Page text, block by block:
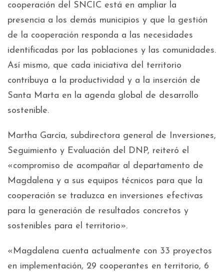
cooperación del SNCIC está en ampliar la
presencia a los demás municipios y que la gestión
de la cooperación responda a las necesidades
identificadas por las poblaciones y las comunidades.
Así mismo, que cada iniciativa del territorio
contribuya a la productividad y a la inserción de
Santa Marta en la agenda global de desarrollo
sostenible.
Martha García, subdirectora general de Inversiones,
Seguimiento y Evaluación del DNP, reiteró el
«compromiso de acompañar al departamento de
Magdalena y a sus equipos técnicos para que la
cooperación se traduzca en inversiones efectivas
para la generación de resultados concretos y
sostenibles para el territorio».
«Magdalena cuenta actualmente con 33 proyectos
en implementación, 29 cooperantes en territorio, 6